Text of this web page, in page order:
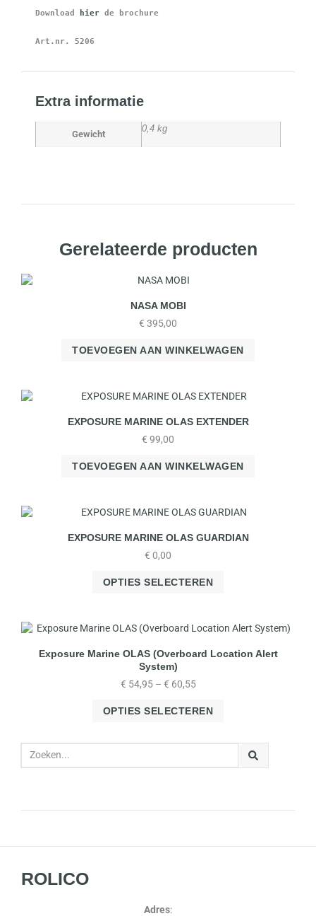
Download hier de brochure
Art.nr. 5206
Extra informatie
Gewicht 0,4 kg
Gerelateerde producten
NASA MOBI
€ 395,00
TOEVOEGEN AAN WINKELWAGEN
EXPOSURE MARINE OLAS EXTENDER
€ 99,00
TOEVOEGEN AAN WINKELWAGEN
EXPOSURE MARINE OLAS GUARDIAN
€ 0,00
OPTIES SELECTEREN
Exposure Marine OLAS (Overboard Location Alert
System)
€ 54,95 – € 60,55
OPTIES SELECTEREN
ROLICO
Adres: